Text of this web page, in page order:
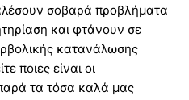
σοβαρά προβλήματα
και φτάνουν σε
κατανάλωσης
ποιες είναι οι
τα τόσα καλά μας